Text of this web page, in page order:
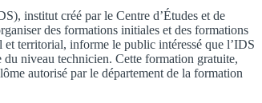
institut créé par le Centre d’Études et de
des formations initiales et des formations
territorial, informe le public intéressé que l’IDS
niveau technicien. Cette formation gratuite,
autorisé par le département de la formation